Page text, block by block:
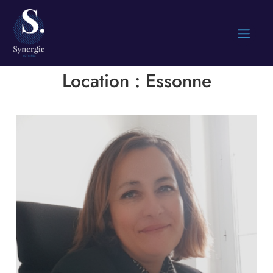
Location : Essonne